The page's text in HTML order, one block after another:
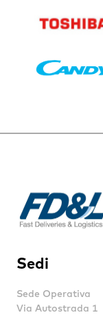
Sedi
Sede Operativa
Via Autostrada 1